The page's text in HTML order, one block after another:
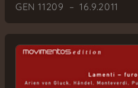
GEN 11209 – 16.9.2011